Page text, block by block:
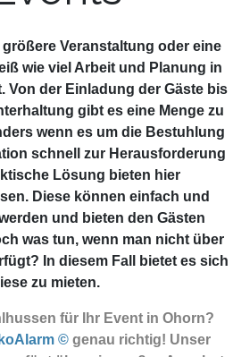
Veranstaltung oder eine
wie viel Arbeit und Planung in
Von der Einladung der Gäste bis
gibt es eine Menge zu
wenn es um die Bestuhlung
schnell zur Herausforderung
Lösung bieten hier
Diese können einfach und
und bieten den Gästen
was tun, wenn man nicht über
In diesem Fall bietet es sich
zu mieten.
für Ihr Event in Ohorn?
© genau richtig! Unser